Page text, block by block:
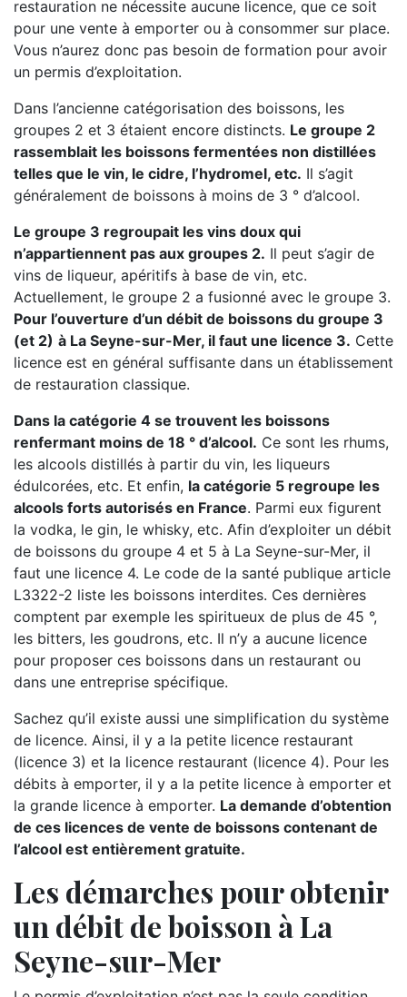
restauration ne nécessite aucune licence, que ce soit
pour une vente à emporter ou à consommer sur place.
Vous n’aurez donc pas besoin de formation pour avoir
un permis d’exploitation.
Dans l’ancienne catégorisation des boissons, les
groupes 2 et 3 étaient encore distincts. Le groupe 2
rassemblait les boissons fermentées non distillées
telles que le vin, le cidre, l’hydromel, etc. Il s’agit
généralement de boissons à moins de 3 ° d’alcool.
Le groupe 3 regroupait les vins doux qui
n’appartiennent pas aux groupes 2. Il peut s’agir de
vins de liqueur, apéritifs à base de vin, etc.
Actuellement, le groupe 2 a fusionné avec le groupe 3.
Pour l’ouverture d’un débit de boissons du groupe 3
(et 2) à La Seyne-sur-Mer, il faut une licence 3. Cette
licence est en général suffisante dans un établissement
de restauration classique.
Dans la catégorie 4 se trouvent les boissons
renfermant moins de 18 ° d’alcool. Ce sont les rhums,
les alcools distillés à partir du vin, les liqueurs
édulcorées, etc. Et enfin, la catégorie 5 regroupe les
alcools forts autorisés en France. Parmi eux figurent
la vodka, le gin, le whisky, etc. Afin d’exploiter un débit
de boissons du groupe 4 et 5 à La Seyne-sur-Mer, il
faut une licence 4. Le code de la santé publique article
L3322-2 liste les boissons interdites. Ces dernières
comptent par exemple les spiritueux de plus de 45 °,
les bitters, les goudrons, etc. Il n’y a aucune licence
pour proposer ces boissons dans un restaurant ou
dans une entreprise spécifique.
Sachez qu’il existe aussi une simplification du système
de licence. Ainsi, il y a la petite licence restaurant
(licence 3) et la licence restaurant (licence 4). Pour les
débits à emporter, il y a la petite licence à emporter et
la grande licence à emporter. La demande d’obtention
de ces licences de vente de boissons contenant de
l’alcool est entièrement gratuite.
Les démarches pour obtenir
un débit de boisson à La
Seyne-sur-Mer